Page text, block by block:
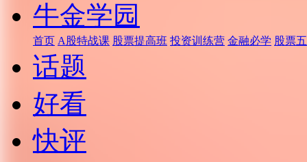
牛金学园
首页 A股特战课 股票提高班 投资训练营 金融必学 股票
话题
好看
快评